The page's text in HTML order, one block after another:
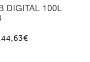
DIGITAL 100L